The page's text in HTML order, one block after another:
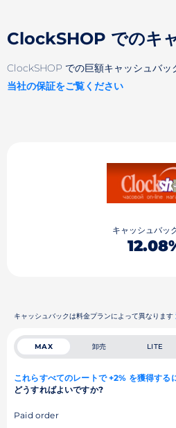
ClockSHOP でのキ
ClockSHOP での巨額キャッシュバッ
当社の保証をご覧ください
キャッシュバッ
キャッシュバックは料金プランによって異なります
MAX 卸売 LITE
これらすべてのレートで +2% を獲得する
どうすればよいですか?
Paid order